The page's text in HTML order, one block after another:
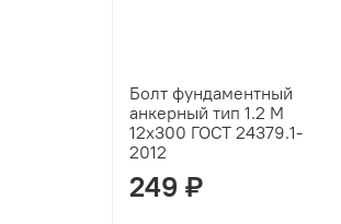
Болт фундаментный
анкерный тип 1.2 М
12х300 ГОСТ 24379.1-
2012
249 ₽